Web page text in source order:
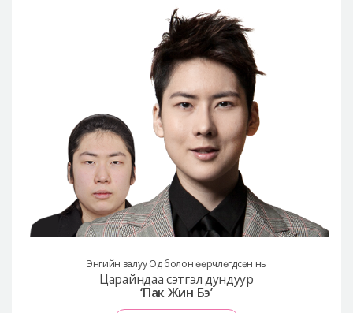
Энгийн залуу Од болон өөрчлөгдсөн нь
Царайндаа сэтгэл дундуур
‘Пак Жин Бэ’